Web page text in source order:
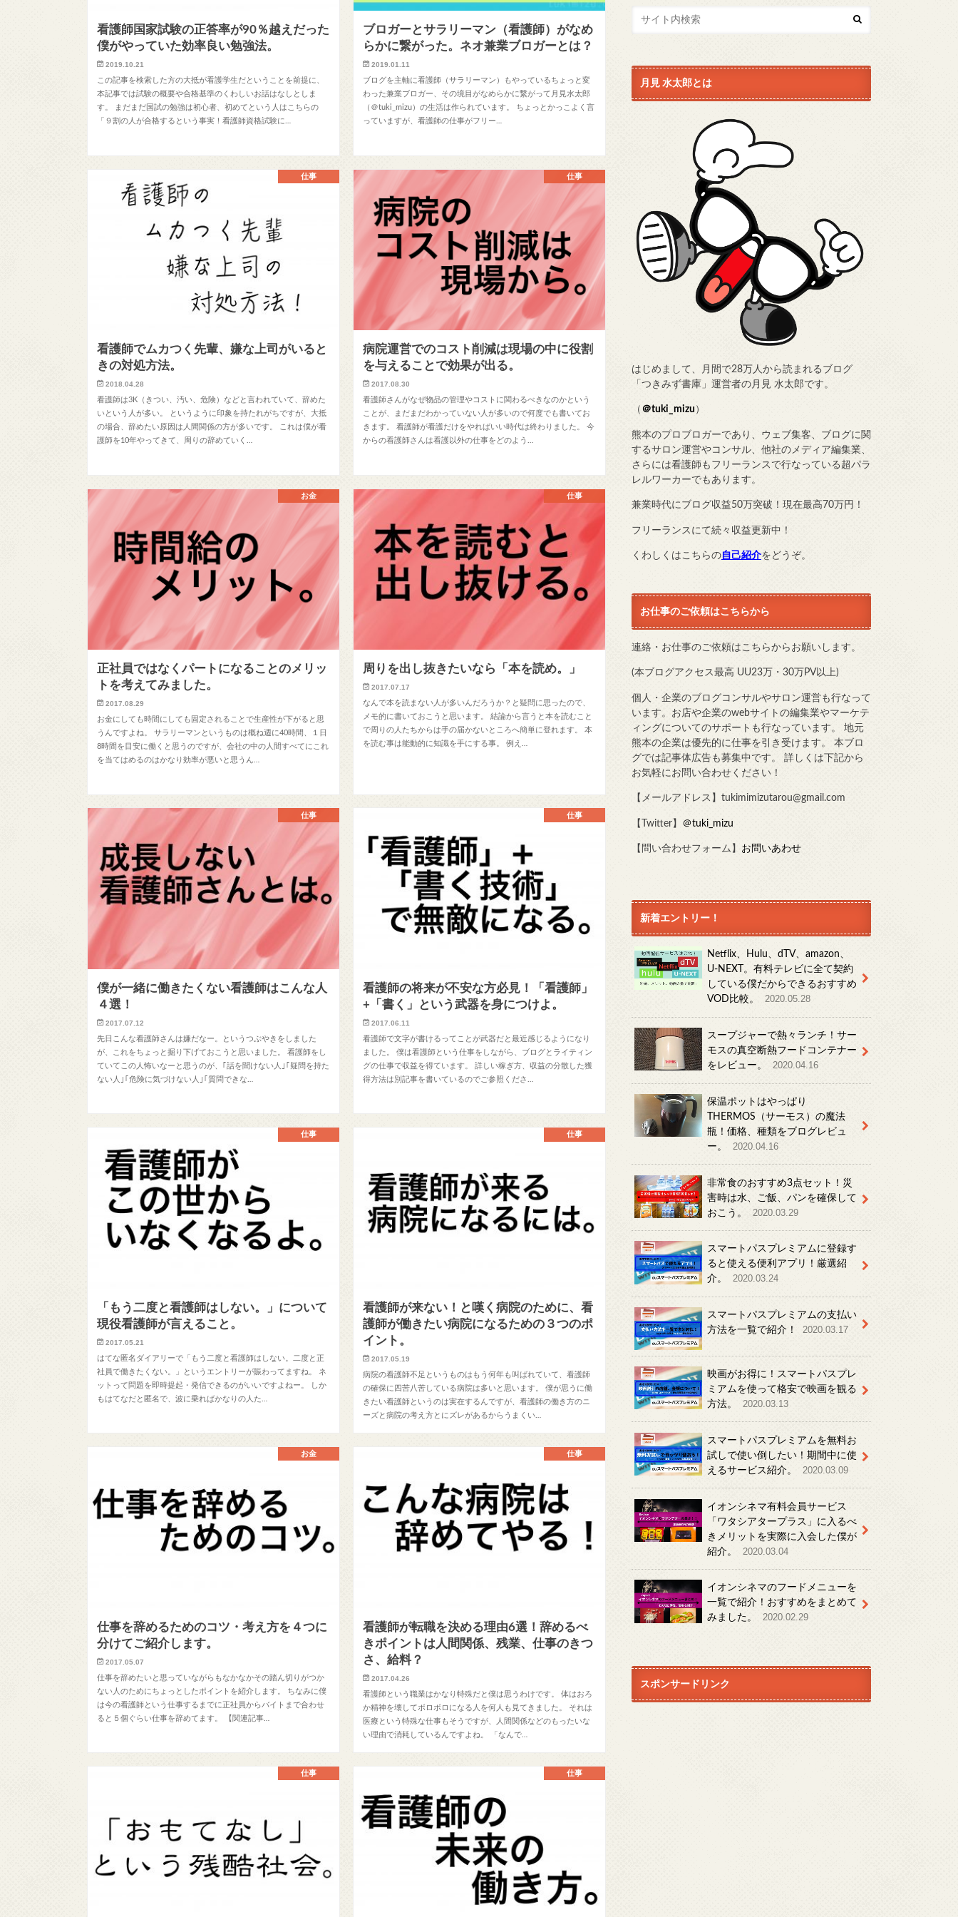
看護師国家試験の正答率が90％越えだった
僕がやっていた効率良い勉強法。
2019.10.21
この記事を検索した方の大抵が看護学生だということを前提に、
本記事では試験の概要や合格基準のくわしいお話はなしとしま
す。 まだまだ国試の勉強は初心者、初めてという人はこちらの
「９割の人が合格するという事実！看護師資格試験に…
ブロガーとサラリーマン（看護師）がなめ
らかに繋がった。ネオ兼業ブロガーとは？
2019.01.11
ブログを主軸に看護師（サラリーマン）もやっているちょっと変
わった兼業ブロガー、その境目がなめらかに繋がって月見水太郎
（＠tuki_mizu）の生活は作られています。 ちょっとかっこよく言
っていますが、看護師の仕事がフリー…
仕事
看護師でムカつく先輩、嫌な上司がいると
きの対処方法。
2018.04.28
看護師は3K（きつい、汚い、危険）などと言われていて、辞めた
いという人が多い。 というように印象を持たれがちですが、大抵
の場合、辞めたい原因は人間関係の方が多いです。 これは僕が看
護師を10年やってきて、周りの辞めていく…
仕事
病院運営でのコスト削減は現場の中に役割
を与えることで効果が出る。
2017.08.30
看護師さんがなぜ物品の管理やコストに関わるべきなのかという
ことが、まだまだわかっていない人が多いので何度でも書いてお
きます。 看護師が看護だけをやればいい時代は終わりました。 今
からの看護師さんは看護以外の仕事をどのよう…
お金
正社員ではなくパートになることのメリッ
トを考えてみました。
2017.08.29
お金にしても時間にしても固定されることで生産性が下がると思
うんですよね。 サラリーマンというものは概ね週に40時間、１日
8時間を目安に働くと思うのですが、会社の中の人間すべてにこれ
を当てはめるのはかなり効率が悪いと思うん…
仕事
周りを出し抜きたいなら「本を読め。」
2017.07.17
なんで本を読まない人が多いんだろうか？と疑問に思ったので、
メモ的に書いておこうと思います。 結論から言うと本を読むこと
で周りの人たちからは手の届かないところへ簡単に登れます。 本
を読む事は能動的に知識を手にする事。 例え…
仕事
僕が一緒に働きたくない看護師はこんな人
４選！
2017.07.12
先日こんな看護師さんは嫌だなー。というつぶやきをしました
が、これをちょっと掘り下げておこうと思いました。 看護師をし
ていてこの人怖いなーと思うのが、｢話を聞けない人｣｢疑問を持た
ない人｣｢危険に気づけない人｣｢質問できな…
仕事
看護師の将来が不安な方必見！「看護師」
+「書く」という武器を身につけよ。
2017.06.11
看護師で文字が書けるってことが武器だと最近感じるようになり
ました。 僕は看護師という仕事をしながら、ブログとライティン
グの仕事で収益を得ています。 詳しい稼ぎ方、収益の分散した獲
得方法は別記事を書いているのでご参照くださ…
仕事
「もう二度と看護師はしない。」について
現役看護師が言えること。
2017.05.21
はてな匿名ダイアリーで「もう二度と看護師はしない。二度と正
社員で働きたくない。」というエントリーが賑わってますね。 ネ
ットって問題を即時提起・発信できるのがいいですよねー。 しか
もはてなだと匿名で、波に乗ればかなりの人た…
仕事
看護師が来ない！と嘆く病院のために、看
護師が働きたい病院になるための３つのポ
イント。
2017.05.19
病院の看護師不足というものはもう何年も叫ばれていて、看護師
の確保に四苦八苦している病院は多いと思います。 僕が思うに働
きたい看護師というのは実在するんですが、看護師の働き方のニ
ーズと病院の考え方とにズレがあるからうまくい…
お金
仕事を辞めるためのコツ・考え方を４つに
分けてご紹介します。
2017.05.07
仕事を辞めたいと思っていながらもなかなかその踏ん切りがつか
ない人のためにちょっとしたポイントを紹介します。 ちなみに僕
は今の看護師という仕事するまでに正社員からバイトまで合わせ
ると５個ぐらい仕事を辞めてます。 【関連記事…
仕事
看護師が転職を決める理由6選！辞めるべ
きポイントは人間関係、残業、仕事のきつ
さ、給料？
2017.04.26
看護師という職業はかなり特殊だと僕は思うわけです。 体はおろ
か精神を壊してボロボロになる人を何人も見てきました。 それは
医療という特殊な仕事もそうですが、人間関係などのもったいな
い理由で消耗しているんですよね。 「なんで…
仕事 仕事
月見 水太郎とは
はじめまして、月間で28万人から読まれるブログ
「つきみず書庫」運営者の月見 水太郎です。
（ ＠tuki_mizu ）
熊本のプロブロガーであり、ウェブ集客、ブログに関
するサロン運営やコンサル、他社のメディア編集業、
さらには看護師もフリーランスで行なっている超パラ
レルワーカーでもあります。
兼業時代にブログ収益50万突破！現在最高70万円！
フリーランスにて続々収益更新中！
くわしくはこちらの自己紹介をどうぞ。
お仕事のご依頼はこちらから
連絡・お仕事のご依頼はこちらからお願いします。
(本ブログアクセス最高 UU23万・30万PV以上)
個人・企業のブログコンサルやサロン運営も行なって
います。お店や企業のwebサイトの編集業やマーケテ
ィングについてのサポートも行なっています。 地元
熊本の企業は優先的に仕事を引き受けます。 本ブロ
グでは記事体広告も募集中です。 詳しくは下記から
お気軽にお問い合わせください！
【メールアドレス】tukimimizutarou@gmail.com
【Twitter】 ＠tuki_mizu
【問い合わせフォーム】 お問いあわせ
新着エントリー！
Netflix、Hulu、dTV、amazon、
U-NEXT。有料テレビに全て契約
している僕だからできるおすすめ
VOD比較。
2020.05.28
スープジャーで熱々ランチ！サー
モスの真空断熱フードコンテナー
をレビュー。
2020.04.16
保温ポットはやっぱり
THERMOS（サーモス）の魔法
瓶！価格、種類をブログレビュ
ー。
2020.04.16
非常食のおすすめ3点セット！災
害時は水、ご飯、パンを確保して
おこう。
2020.03.29
スマートパスプレミアムに登録す
ると使える便利アプリ！厳選紹
介。
2020.03.24
スマートパスプレミアムの支払い
方法を一覧で紹介！
2020.03.17
映画がお得に！スマートパスプレ
ミアムを使って格安で映画を観る
方法。
2020.03.13
スマートパスプレミアムを無料お
試しで使い倒したい！期間中に使
えるサービス紹介。
2020.03.09
イオンシネマ有料会員サービス
「ワタシアタープラス」に入るべ
きメリットを実際に入会した僕が
紹介。
2020.03.04
イオンシネマのフードメニューを
一覧で紹介！おすすめをまとめて
みました。
2020.02.29
スポンサードリンク